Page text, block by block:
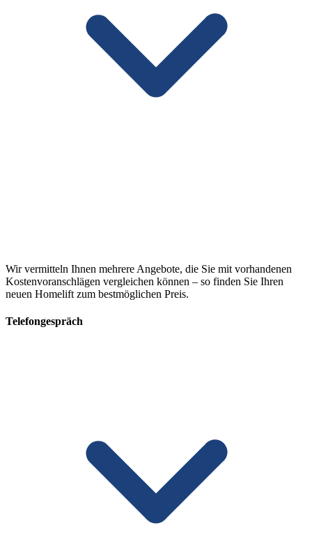
Wir vermitteln Ihnen mehrere Angebote, die Sie mit vorhandenen
Kostenvoranschlägen vergleichen können – so finden Sie Ihren
neuen Homelift zum bestmöglichen Preis.
Telefongespräch